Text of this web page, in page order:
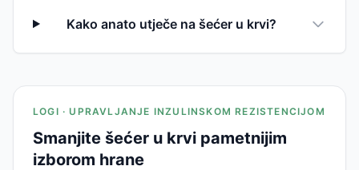
Kako anato utječe na šećer u krvi?
LOGI · UPRAVLJANJE INZULINSKOM REZISTENCIJOM
Smanjite šećer u krvi pametnijim
izborom hrane